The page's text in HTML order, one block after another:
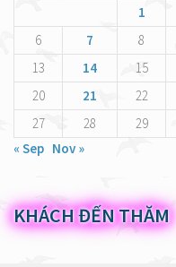
1
6
7 8
13
14 15
20
21 22
27
28 29
« Sep Nov »
KHÁCH ĐẾN THĂM